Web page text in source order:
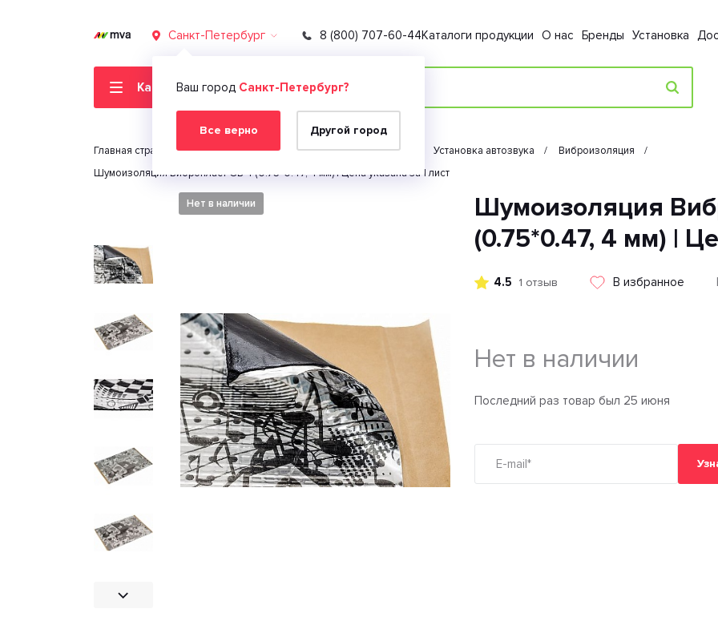
Санкт-Петербург
Ваш город Санкт-Петербург?
Все верно Другой город
8 (800) 707-60-44Каталоги продукции О нас Бренды Установка
Каталог товаров
Главная страница Автомобильная электроника Автозвук Установка автозвука
Виброизоляция
Шумоизоляция Вибропласт GB 4 (0.75*0.47, 4 мм) | Цена указана за 1 лист
Нет в наличии
Шумоизоляция
(0.75*0.47, 4 мм) |
4.5 1 отзыв В избранное
Нет в наличии
Последний раз товар был 25 июня